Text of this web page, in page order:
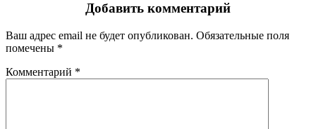
Добавить комментарий
Ваш адрес email не будет опубликован. Обязательные поля
помечены *
Комментарий *